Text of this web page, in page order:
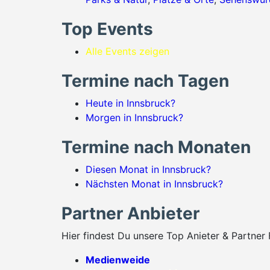
Top Events
Alle Events zeigen
Termine nach Tagen
Heute in Innsbruck?
Morgen in Innsbruck?
Termine nach Monaten
Diesen Monat in Innsbruck?
Nächsten Monat in Innsbruck?
Partner Anbieter
Hier findest Du unsere Top Anieter & Partner
Medienweide